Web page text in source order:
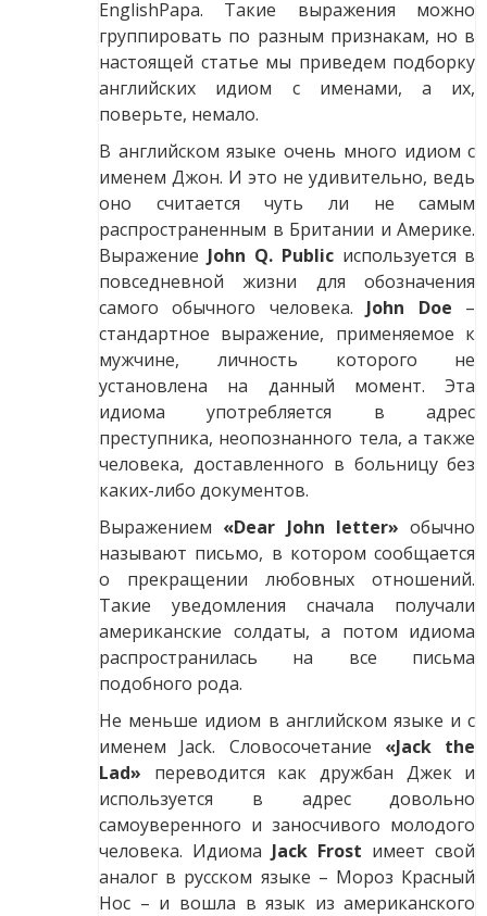
EnglishPapa. Такие выражения можно
группировать по разным признакам, но в
настоящей статье мы приведем подборку
английских идиом с именами, а их,
поверьте, немало.
В английском языке очень много идиом с
именем Джон. И это не удивительно, ведь
оно считается чуть ли не самым
распространенным в Британии и Америке.
Выражение John Q. Publicиспользуется в
повседневной жизни для обозначения
самого обычного человека. John Doe –
стандартное выражение, применяемое к
мужчине, личность которого не
установлена на данный момент. Эта
идиома употребляется в адрес
преступника, неопознанного тела, а также
человека, доставленного в больницу без
каких-либо документов.
Выражением «Dear John letter» обычно
называют письмо, в котором сообщается
о прекращении любовных отношений.
Такие уведомления сначала получали
американские солдаты, а потом идиома
распространилась на все письма
подобного рода.
Не меньше идиом в английском языке и с
именем Jack. Словосочетание «Jack the
Lad» переводится как дружбан Джек и
используется в адрес довольно
самоуверенного и заносчивого молодого
человека. Идиома Jack Frost имеет свой
аналог в русском языке – Мороз Красный
Нос – и вошла в язык из американского